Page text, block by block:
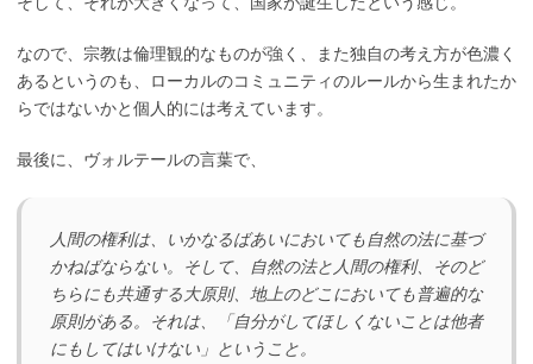
なので、宗教は倫理観的なものが強く、また独自の考え方が色濃く
あるというのも、ローカルのコミュニティのルールから生まれたか
らではないかと個人的には考えています。
最後に、ヴォルテールの言葉で、
人間の権利は、いかなるばあいにおいても自然の法に基づ
かねばならない。そして、自然の法と人間の権利、そのど
ちらにも共通する大原則、地上のどこにおいても普遍的な
原則がある。それは、「自分がしてほしくないことは他者
にもしてはいけない」ということ。